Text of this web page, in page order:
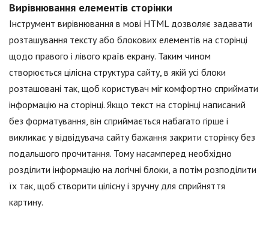
Вирівнювання елементів сторінки
Інструмент вирівнювання в мові HTML дозволяє задавати
розташування тексту або блокових елементів на сторінці
щодо правого і лівого країв екрану. Таким чином
створюється цілісна структура сайту, в якій усі блоки
розташовані так, щоб користувач міг комфортно сприймати
інформацію на сторінці. Якщо текст на сторінці написаний
без форматування, він сприймається набагато гірше і
викликає у відвідувача сайту бажання закрити сторінку без
подальшого прочитання. Тому насамперед необхідно
розділити інформацію на логічні блоки, а потім розподілити
їх так, щоб створити цілісну і зручну для сприйняття
картину.